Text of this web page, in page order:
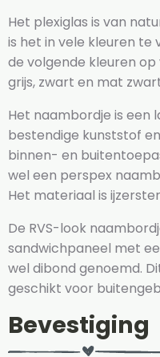
Het plexiglas is van
is het in vele kleuren te
de volgende kleuren
grijs, zwart en mat
Het naambordje is een
bestendige kunststof
binnen- en
wel een perspex
Het materiaal is
De RVS-look
sandwichpaneel met
wel dibond genoemd.
geschikt voor
Bevestiging